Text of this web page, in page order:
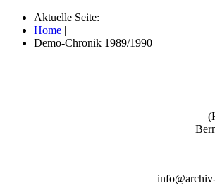
Aktuelle Seite:
Home |
Demo-Chronik 1989/1990